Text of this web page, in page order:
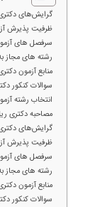
گرایش‌های
ظرفیت پذیرش
سرفصل های
رشته های مجاز
منابع آزمون
سوالات کنکور
انتخاب رشته
مصاحبه دکتری
گرایش‌های
ظرفیت پذیرش
سرفصل های
رشته های مجاز
منابع آزمون
سوالات کنکور